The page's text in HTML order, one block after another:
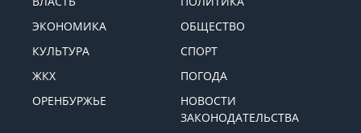
ЭКОНОМИКА
ОБЩЕСТВО
КУЛЬТУРА
СПОРТ
ЖКХ
ПОГОДА
ОРЕНБУРЖЬЕ
НОВОСТИ
ЗАКОНОДАТЕЛЬСТВА